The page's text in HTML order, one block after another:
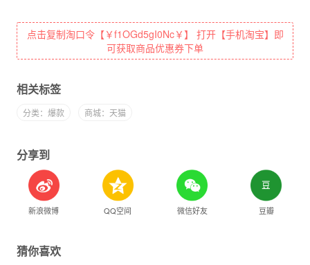
点击复制淘口令【￥f1OGd5gI0Nc￥】 打开【手机淘宝】即
可获取商品优惠券下单
相关标签
分类：爆款 商城：天猫
分享到
新浪微博 QQ空间 微信好友 豆瓣
猜你喜欢